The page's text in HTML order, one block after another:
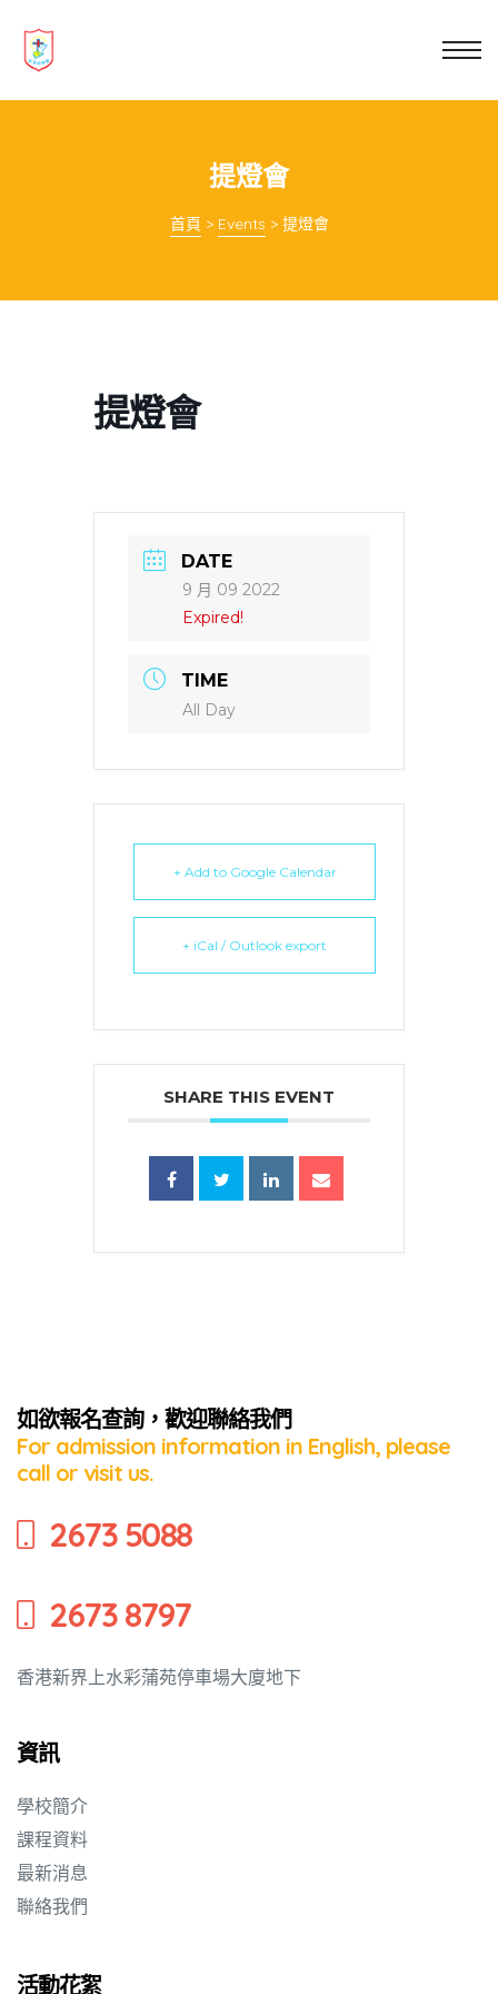
提燈會
首頁 > Events > 提燈會
提燈會
DATE
9 月 09 2022
Expired!
TIME
All Day
+ Add to Google Calendar
+ iCal / Outlook export
SHARE THIS EVENT
如欲報名查詢，歡迎聯絡我們
For admission information in English, please
call or visit us.
2673 5088
2673 8797
香港新界上水彩蒲苑停車場大廈地下
資訊
學校簡介
課程資料
最新消息
聯絡我們
活動花絮
教育
養幼兒